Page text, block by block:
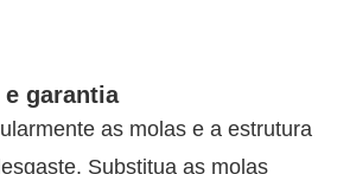
garantia
as molas e a estrutura
Substitua as molas